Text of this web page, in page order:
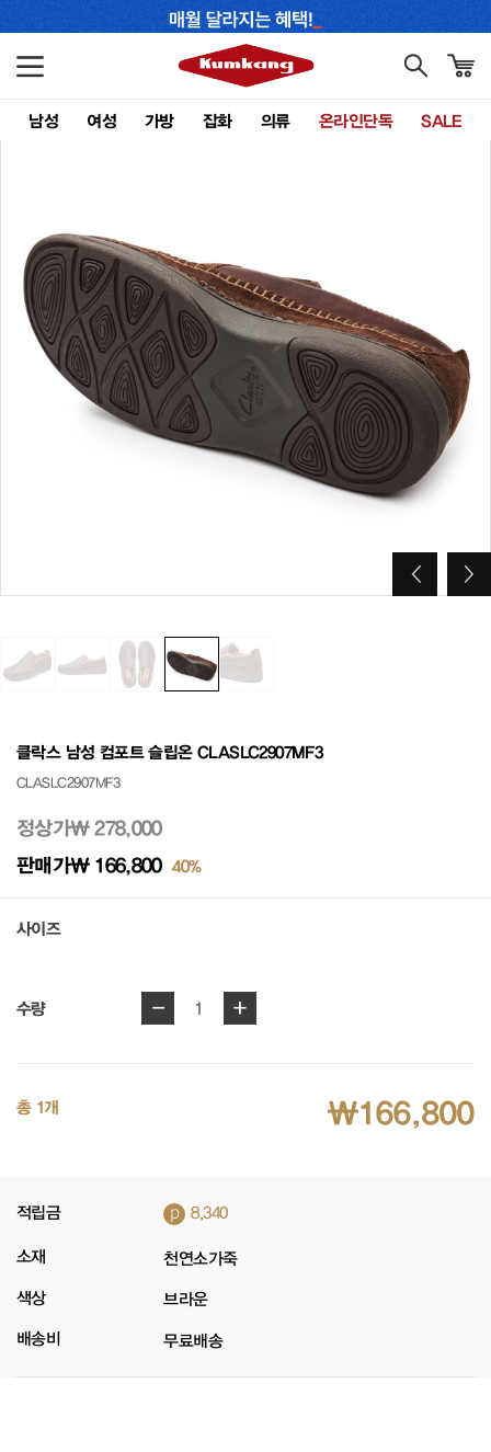
남성 여성 가방 잡화 의류 온라인단독 SALE
클락스 남성 컴포트 슬립온 CLASLC2907MF3
CLASLC2907MF3
정상가₩ 278,000
판매가₩ 166,800 40%
사이즈
수량 - 1 +
총 1개 ₩166,800
적립금 p 8,340
소재 천연소가죽
색상 브라운
배송비 무료배송